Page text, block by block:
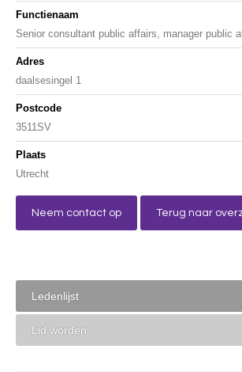
Functienaam
Senior consultant public affairs, manager public
Adres
daalsesingel 1
Postcode
3511SV
Plaats
Utrecht
Neem contact op Terug naar
Ledenlijst
Lid worden